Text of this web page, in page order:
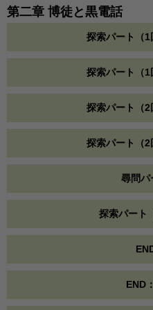
第二章 博徒と黒電話
探索パート（
探索パート（
探索パート（
探索パート（
尋問パ
探索パート
END